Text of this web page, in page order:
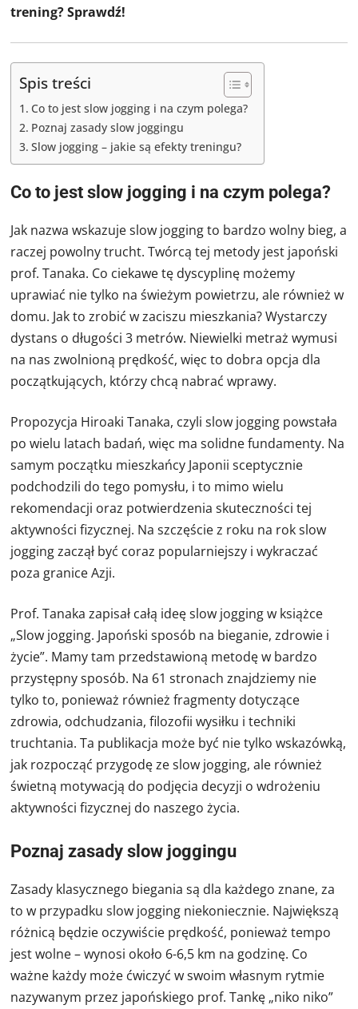
trening? Sprawdź!
Spis treści
Co to jest slow jogging i na czym polega?
Poznaj zasady slow joggingu
Slow jogging – jakie są efekty treningu?
Co to jest slow jogging i na czym polega?
Jak nazwa wskazuje slow jogging to bardzo wolny bieg, a
raczej powolny trucht. Twórcą tej metody jest japoński
prof. Tanaka. Co ciekawe tę dyscyplinę możemy
uprawiać nie tylko na świeżym powietrzu, ale również w
domu. Jak to zrobić w zaciszu mieszkania? Wystarczy
dystans o długości 3 metrów. Niewielki metraż wymusi
na nas zwolnioną prędkość, więc to dobra opcja dla
początkujących, którzy chcą nabrać wprawy.
Propozycja Hiroaki Tanaka, czyli slow jogging powstała
po wielu latach badań, więc ma solidne fundamenty. Na
samym początku mieszkańcy Japonii sceptycznie
podchodzili do tego pomysłu, i to mimo wielu
rekomendacji oraz potwierdzenia skuteczności tej
aktywności fizycznej. Na szczęście z roku na rok slow
jogging zaczął być coraz popularniejszy i wykraczać
poza granice Azji.
Prof. Tanaka zapisał całą ideę slow jogging w książce
„Slow jogging. Japoński sposób na bieganie, zdrowie i
życie”. Mamy tam przedstawioną metodę w bardzo
przystępny sposób. Na 61 stronach znajdziemy nie
tylko to, ponieważ również fragmenty dotyczące
zdrowia, odchudzania, filozofii wysiłku i techniki
truchtania. Ta publikacja może być nie tylko wskazówką,
jak rozpocząć przygodę ze slow jogging, ale również
świetną motywacją do podjęcia decyzji o wdrożeniu
aktywności fizycznej do naszego życia.
Poznaj zasady slow joggingu
Zasady klasycznego biegania są dla każdego znane, za
to w przypadku slow jogging niekoniecznie. Największą
różnicą będzie oczywiście prędkość, ponieważ tempo
jest wolne – wynosi około 6-6,5 km na godzinę. Co
ważne każdy może ćwiczyć w swoim własnym rytmie
nazywanym przez japońskiego prof. Tankę „niko niko”